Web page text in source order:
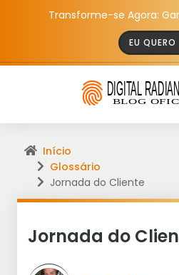
Transforme-se Agora:
EU QUERO
Início
Glossário
Jornada do Cliente
Jornada do